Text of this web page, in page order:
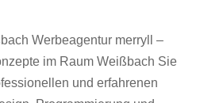
Werbeagentur merryll –
im Raum Weißbach Sie
und erfahrenen